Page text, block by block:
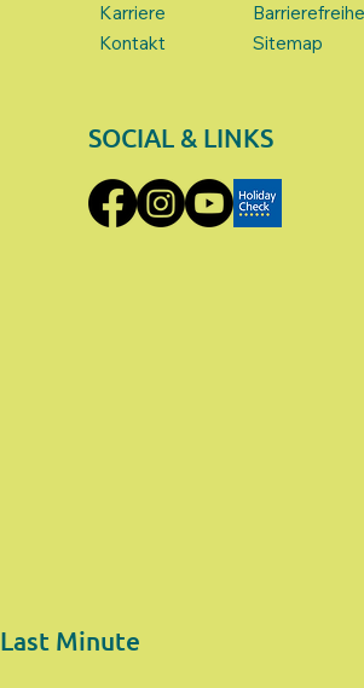
Karriere
Kontakt
Sitemap
SOCIAL & LINKS
Last Minute